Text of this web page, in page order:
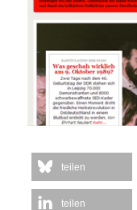
teilen
teilen